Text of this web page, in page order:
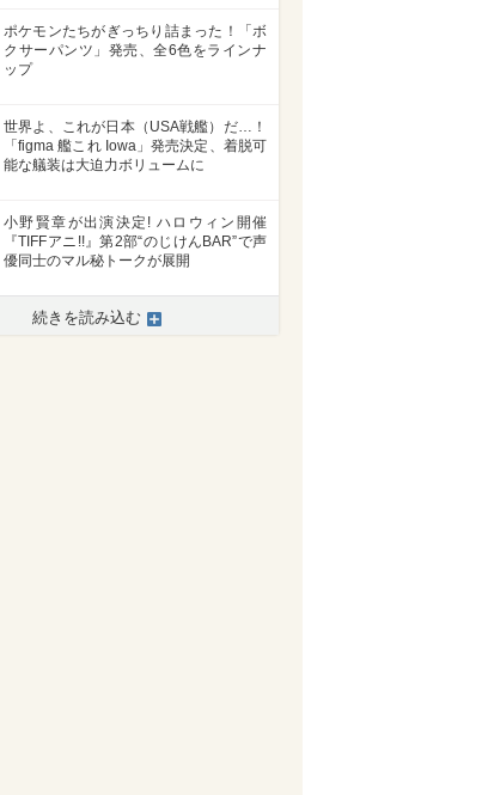
ポケモンたちがぎっちり詰まった！「ボ
クサーパンツ」発売、全6色をラインナ
ップ
世界よ、これが日本（USA戦艦）だ…！
「figma 艦これ Iowa」発売決定、着脱可
能な艤装は大迫力ボリュームに
小野賢章が出演決定! ハロウィン開催
『TIFFアニ!!』第2部“のじけんBAR”で声
優同士のマル秘トークが展開
続きを読み込む